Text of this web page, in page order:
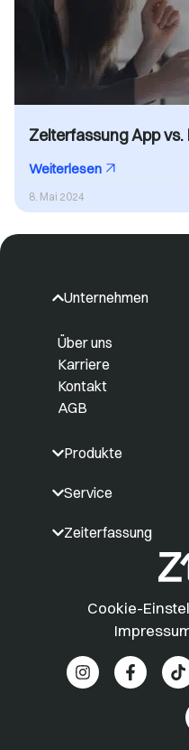
Zeiterfassung App vs.
Weiterlesen
8. Mai 2024
Unternehmen
Über uns
Karriere
Kontakt
AGB
Produkte
Service
Zeiterfassung
Cookie-